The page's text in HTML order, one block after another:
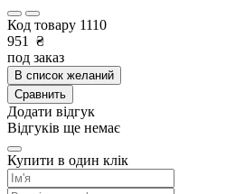
Код товару 1110
951
₴
под заказ
В список желаний
Сравнить
Додати відгук
Відгуків ще немає
Купити в один клік